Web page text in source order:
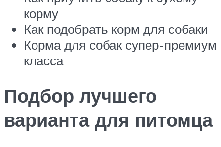
корму
Как подобрать корм для собаки
Корма для собак супер-премиум
класса
Подбор лучшего
варианта для питомца